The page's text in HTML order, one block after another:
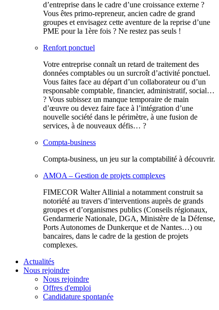
d’entreprise dans le cadre d’une croissance externe ?
Vous êtes primo-repreneur, ancien cadre de grand
groupes et envisagez cette aventure de la reprise d’une
PME pour la 1ère fois ? Ne restez pas seuls !
Renfort ponctuel
Votre entreprise connaît un retard de traitement des
données comptables ou un surcroît d’activité ponctuel.
Vous faites face au départ d’un collaborateur ou d’un
responsable comptable, financier, administratif, social…
? Vous subissez un manque temporaire de main
d’œuvre ou devez faire face à l’intégration d’une
nouvelle société dans le périmètre, à une fusion de
services, à de nouveaux défis… ?
Compta-business
Compta-business, un jeu sur la comptabilité à découvrir.
AMOA – Gestion de projets complexes
FIMECOR Walter Allinial a notamment construit sa
notoriété au travers d’interventions auprès de grands
groupes et d’organismes publics (Conseils régionaux,
Gendarmerie Nationale, DGA, Ministère de la Défense,
Ports Autonomes de Dunkerque et de Nantes…) ou
bancaires, dans le cadre de la gestion de projets
complexes.
Actualités
Nous rejoindre
Nous rejoindre
Offres d'emploi
Candidature spontanée